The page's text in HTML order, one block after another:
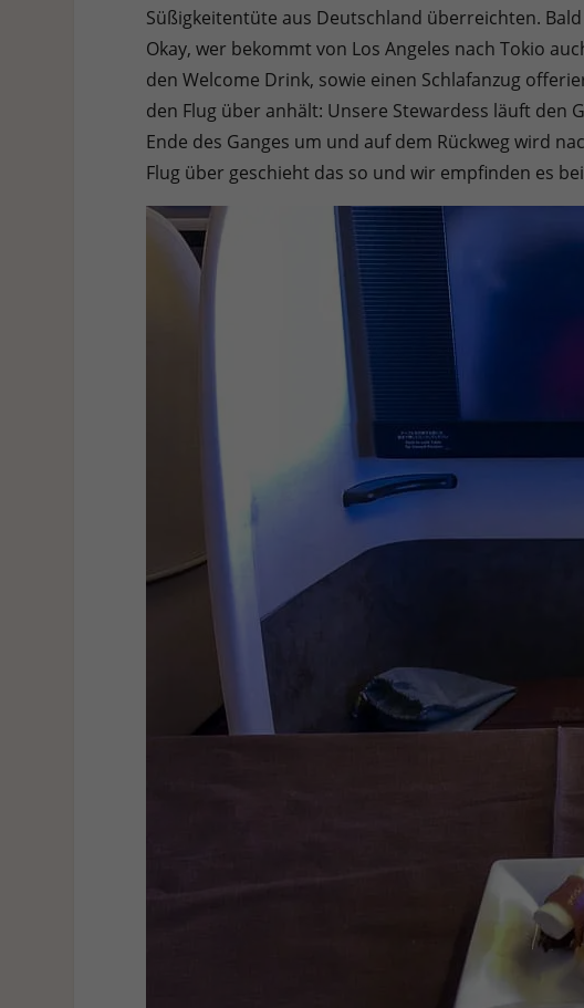
Süßigkeitentüte aus Deutschland überreichten.
Okay, wer bekommt von Los Angeles nach Tokio
den Welcome Drink, sowie einen Schlafanzug
den Flug über anhält: Unsere Stewardess läuft den
Ende des Ganges um und auf dem Rückweg wird
Flug über geschieht das so und wir empfinden es